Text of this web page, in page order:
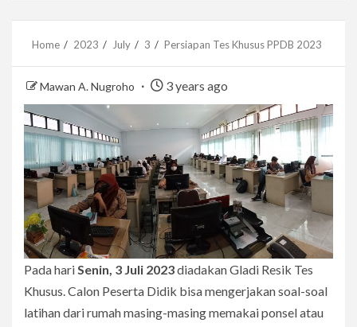
Home 2023 July 3 Persiapan Tes Khusus PPDB 2023
Mawan A. Nugroho 3 years ago
Pada hariSenin, 3 Juli 2023diadakan Gladi Resik Tes
Khusus. Calon Peserta Didik bisa mengerjakan soal-soal
latihan dari rumah masing-masing memakai ponsel atau